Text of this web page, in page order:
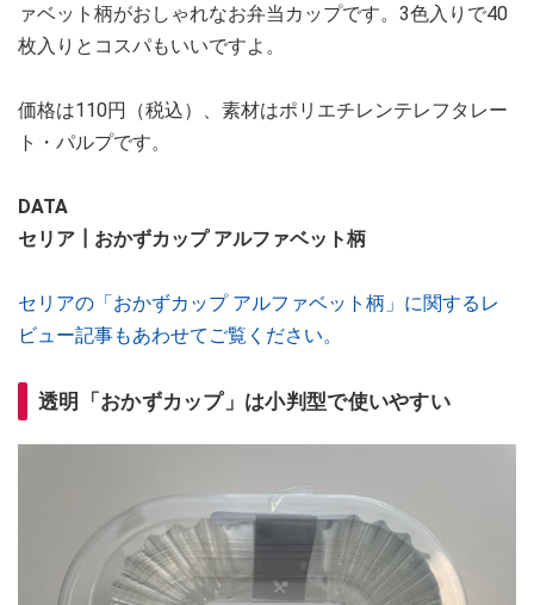
ァベット柄がおしゃれなお弁当カップです。3色入りで40
枚入りとコスパもいいですよ。
価格は110円（税込）、素材はポリエチレンテレフタレー
ト・パルプです。
DATA
セリア┃おかずカップ アルファベット柄
セリアの「おかずカップ アルファベット柄」に関するレ
ビュー記事もあわせてご覧ください。
透明「おかずカップ」は小判型で使いやすい